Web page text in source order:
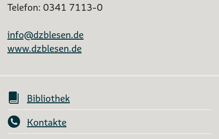
Telefon: 0341 7113-0
info@dzblesen.de
www.dzblesen.de
Bibliothek
Kontakte